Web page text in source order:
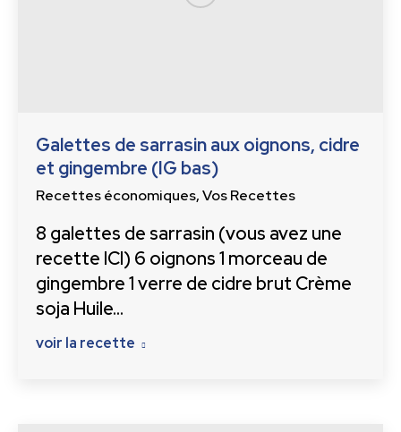
Galettes de sarrasin aux oignons, cidre
et gingembre (IG bas)
Recettes économiques,Vos Recettes
8 galettes de sarrasin (vous avez une
recette ICI) 6 oignons 1 morceau de
gingembre 1 verre de cidre brut Crème
soja Huile…
voir la recette